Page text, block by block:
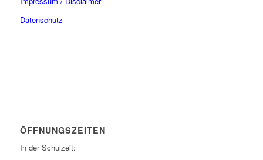
Datenschutz
ÖFFNUNGSZEITEN
In der Schulzeit: